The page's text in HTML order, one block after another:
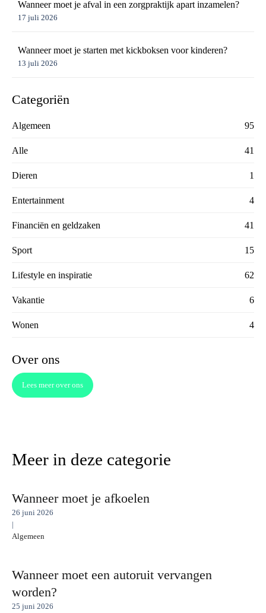
Wanneer moet je afval in een zorgpraktijk apart inzamelen?
17 juli 2026
Wanneer moet je starten met kickboksen voor kinderen?
13 juli 2026
Categoriën
Algemeen 95
Alle 41
Dieren 1
Entertainment 4
Financiën en geldzaken 41
Sport 15
Lifestyle en inspiratie 62
Vakantie 6
Wonen 4
Over ons
Lees meer over ons
Meer in deze categorie
Wanneer moet je afkoelen
26 juni 2026
|
Algemeen
Wanneer moet een autoruit vervangen
worden?
25 juni 2026